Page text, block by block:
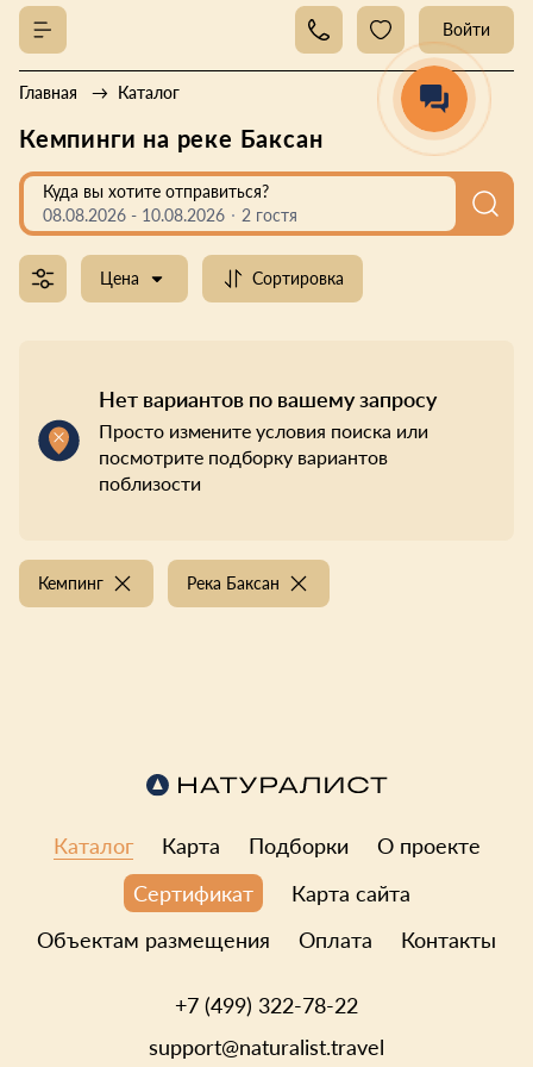
Войти
Главная Каталог
Кемпинги на реке Баксан
Куда вы хотите отправиться?
08.08.2026 - 10.08.2026 2 гостя
Цена Сортировка
Нет вариантов по вашему запросу
Просто измените условия поиска или
посмотрите подборку вариантов
поблизости
Кемпинг Река Баксан
Каталог Карта Подборки
О проекте
Сертификат
Карта сайта
Объектам размещения
Оплата Контакты
+7 (499) 322-78-22
support@naturalist.travel